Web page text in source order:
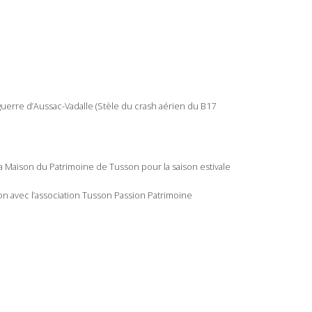
d’Aussac-Vadalle (Stèle du crash aérien du B17
du Patrimoine de Tusson pour la saison estivale
avec l’association Tusson Passion Patrimoine